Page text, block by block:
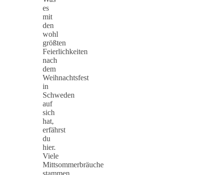
es
mit
den
wohl
größten
Feierlichkeiten
nach
dem
Weihnachtsfest
in
Schweden
auf
sich
hat,
erfährst
du
hier.
Viele
Mittsommerbräuche
stammen